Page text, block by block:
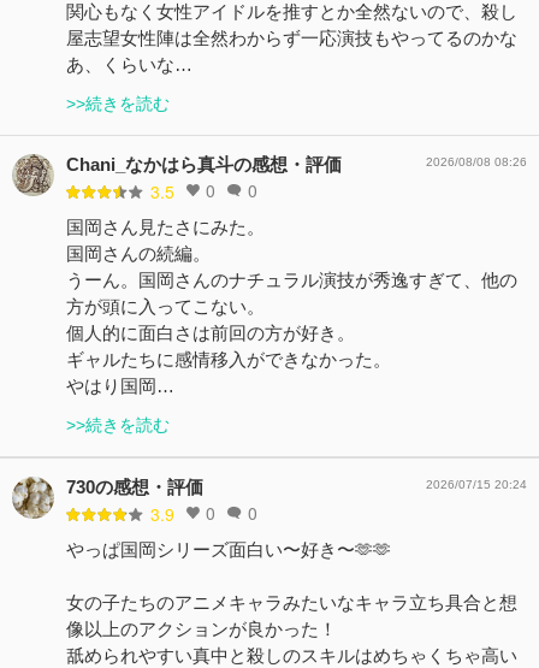
関心もなく女性アイドルを推すとか全然ないので、殺し
屋志望女性陣は全然わからず一応演技もやってるのかな
あ、くらいな…
>>続きを読む
Chani_なかはら真斗の感想・評価
3.5 0 0
2026/08/08 08:26
国岡さん見たさにみた。
国岡さんの続編。
うーん。国岡さんのナチュラル演技が秀逸すぎて、他の
方が頭に入ってこない。
個人的に面白さは前回の方が好き。
ギャルたちに感情移入ができなかった。
やはり国岡…
>>続きを読む
730の感想・評価
3.9 0 0
2026/07/15 20:24
やっぱ国岡シリーズ面白い〜好き〜🫶🫶
女の子たちのアニメキャラみたいなキャラ立ち具合と想
像以上のアクションが良かった！
舐められやすい真中と殺しのスキルはめちゃくちゃ高い